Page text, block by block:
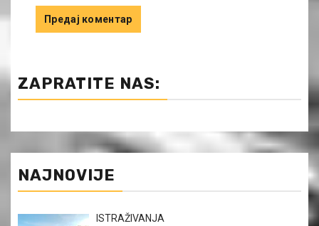
ZAPRATITE NAS:
NAJNOVIJE
ISTRAŽIVANJA